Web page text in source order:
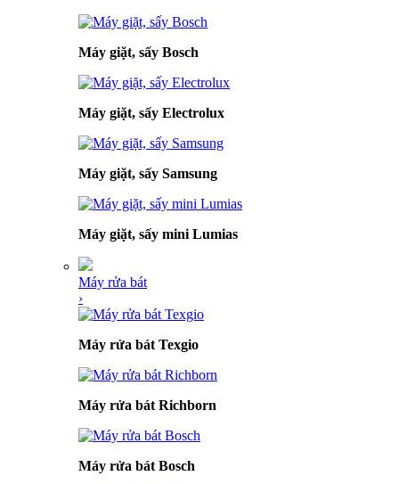
Máy giặt, sấy Bosch
Máy giặt, sấy Electrolux
Máy giặt, sấy Samsung
Máy giặt, sấy mini Lumias
Máy rửa bát
›
Máy rửa bát Texgio
Máy rửa bát Richborn
Máy rửa bát Bosch